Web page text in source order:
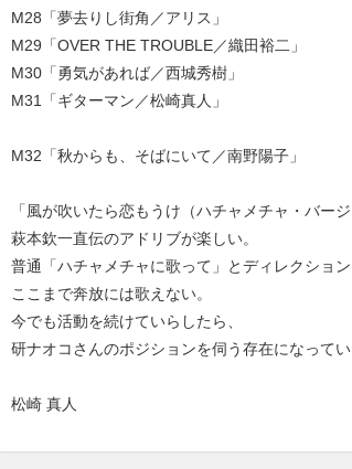
M28「夢去りし街角／アリス」
M29「OVER THE TROUBLE／織田裕二」
M30「勇気があれば／西城秀樹」
M31「ギターマン／松崎真人」
M32「秋からも、そばにいて／南野陽子」
「風が吹いたら恋もうけ（ハチャメチャ・バー
萩本欽一直伝のアドリブが楽しい。
普通「ハチャメチャに歌って」とディレクション
ここまで奔放には歌えない。
今でも活動を続けていらしたら、
研ナオコさんのポジションを伺う存在になって
松崎 真人